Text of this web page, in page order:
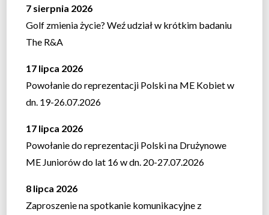
7 sierpnia 2026
Golf zmienia życie? Weź udział w krótkim badaniu
The R&A
17 lipca 2026
Powołanie do reprezentacji Polski na ME Kobiet w
dn. 19-26.07.2026
17 lipca 2026
Powołanie do reprezentacji Polski na Drużynowe
ME Juniorów do lat 16 w dn. 20-27.07.2026
8 lipca 2026
Zaproszenie na spotkanie komunikacyjne z